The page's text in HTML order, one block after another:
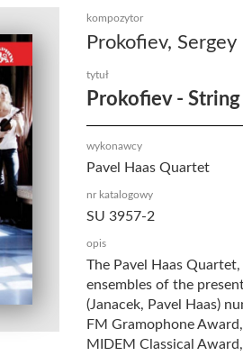
kompozytor
Prokofiev, Sergey
tytuł
Prokofiev -
wykonawcy
Pavel Haas Quartet
nr katalogowy
SU 3957-2
opis
The Pavel Haas
ensembles of the
(Janacek, Pavel Haas)
FM Gramophone
MIDEM Classical